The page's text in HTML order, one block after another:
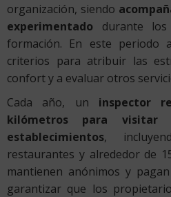
organización, siendo
experimentado durante
formación. En este periodo
criterios para atribuir las
confort y a evaluar otros
Cada año, un inspector
kilómetros para
establecimientos,
restaurantes y alrededor de
mantienen anónimos y
garantizar que los